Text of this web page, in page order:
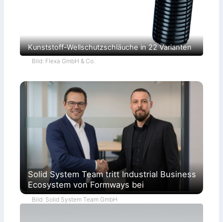
Kunststoff-Wellschutzschläuche in 22 Varianten
Bild: Flexa GmbH & Co.
Solid System Team tritt Industrial Business
Ecosystem von Formways bei
Bild: Solid System Team GmbH